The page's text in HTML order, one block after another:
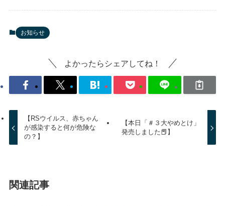
お知らせ
よかったらシェアしてね！
【RSウイルス、赤ちゃん
が感染すると何が危険な
の？】
【本日「＃３大やめとけ」
発売しました📕】
関連記事